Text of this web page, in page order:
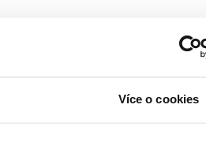
Více o cookies
makáme naplno, i když z domova.
neporazitelní. Pokud
nebo telefon v pracovní dny